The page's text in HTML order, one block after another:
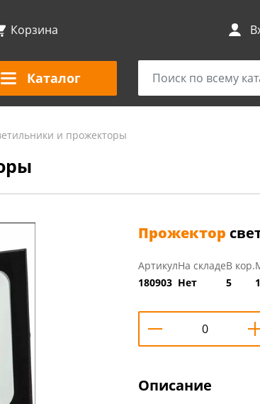
Корзина
Каталог
и прожекторы
Прожектор
Артикул
180903
На складе
Нет
В кор.
5
1
Описание